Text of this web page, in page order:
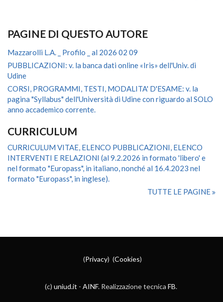
PAGINE DI QUESTO AUTORE
Mazzarolli L.A. _ Profilo _ al 2026 02 09
PUBBLICAZIONI: v. la banca dati online «Iris» dell'Univ. di
Udine
CORSI, PROGRAMMI, TESTI, MODALITA' D'ESAME: v. la
pagina "Syllabus" dell'Università di Udine con riguardo al SOLO
anno accademico corrente.
CURRICULUM
CURRICULUM VITAE, ELENCO PUBBLICAZIONI, ELENCO
INTERVENTI E RELAZIONI (al 9.2.2026 in formato 'libero' e
nel formato "Europass", in italiano, nonché al 16.4.2023 nel
formato "Europass", in inglese).
TUTTE LE PAGINE
(Privacy) (Cookies)
(c) uniud.it - AINF. Realizzazione tecnica FB.